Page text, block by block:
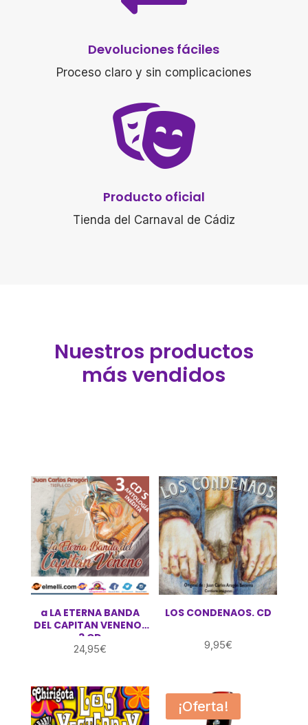
Devoluciones fáciles
Proceso claro y sin complicaciones

Producto oficial
Tienda del Carnaval de Cádiz
Nuestros productos
más vendidos
a LA ETERNA BANDA
DEL CAPITAN VENENO .
3 CD
24,95€
LOS CONDENAOS. CD
9,95€
¡Oferta!